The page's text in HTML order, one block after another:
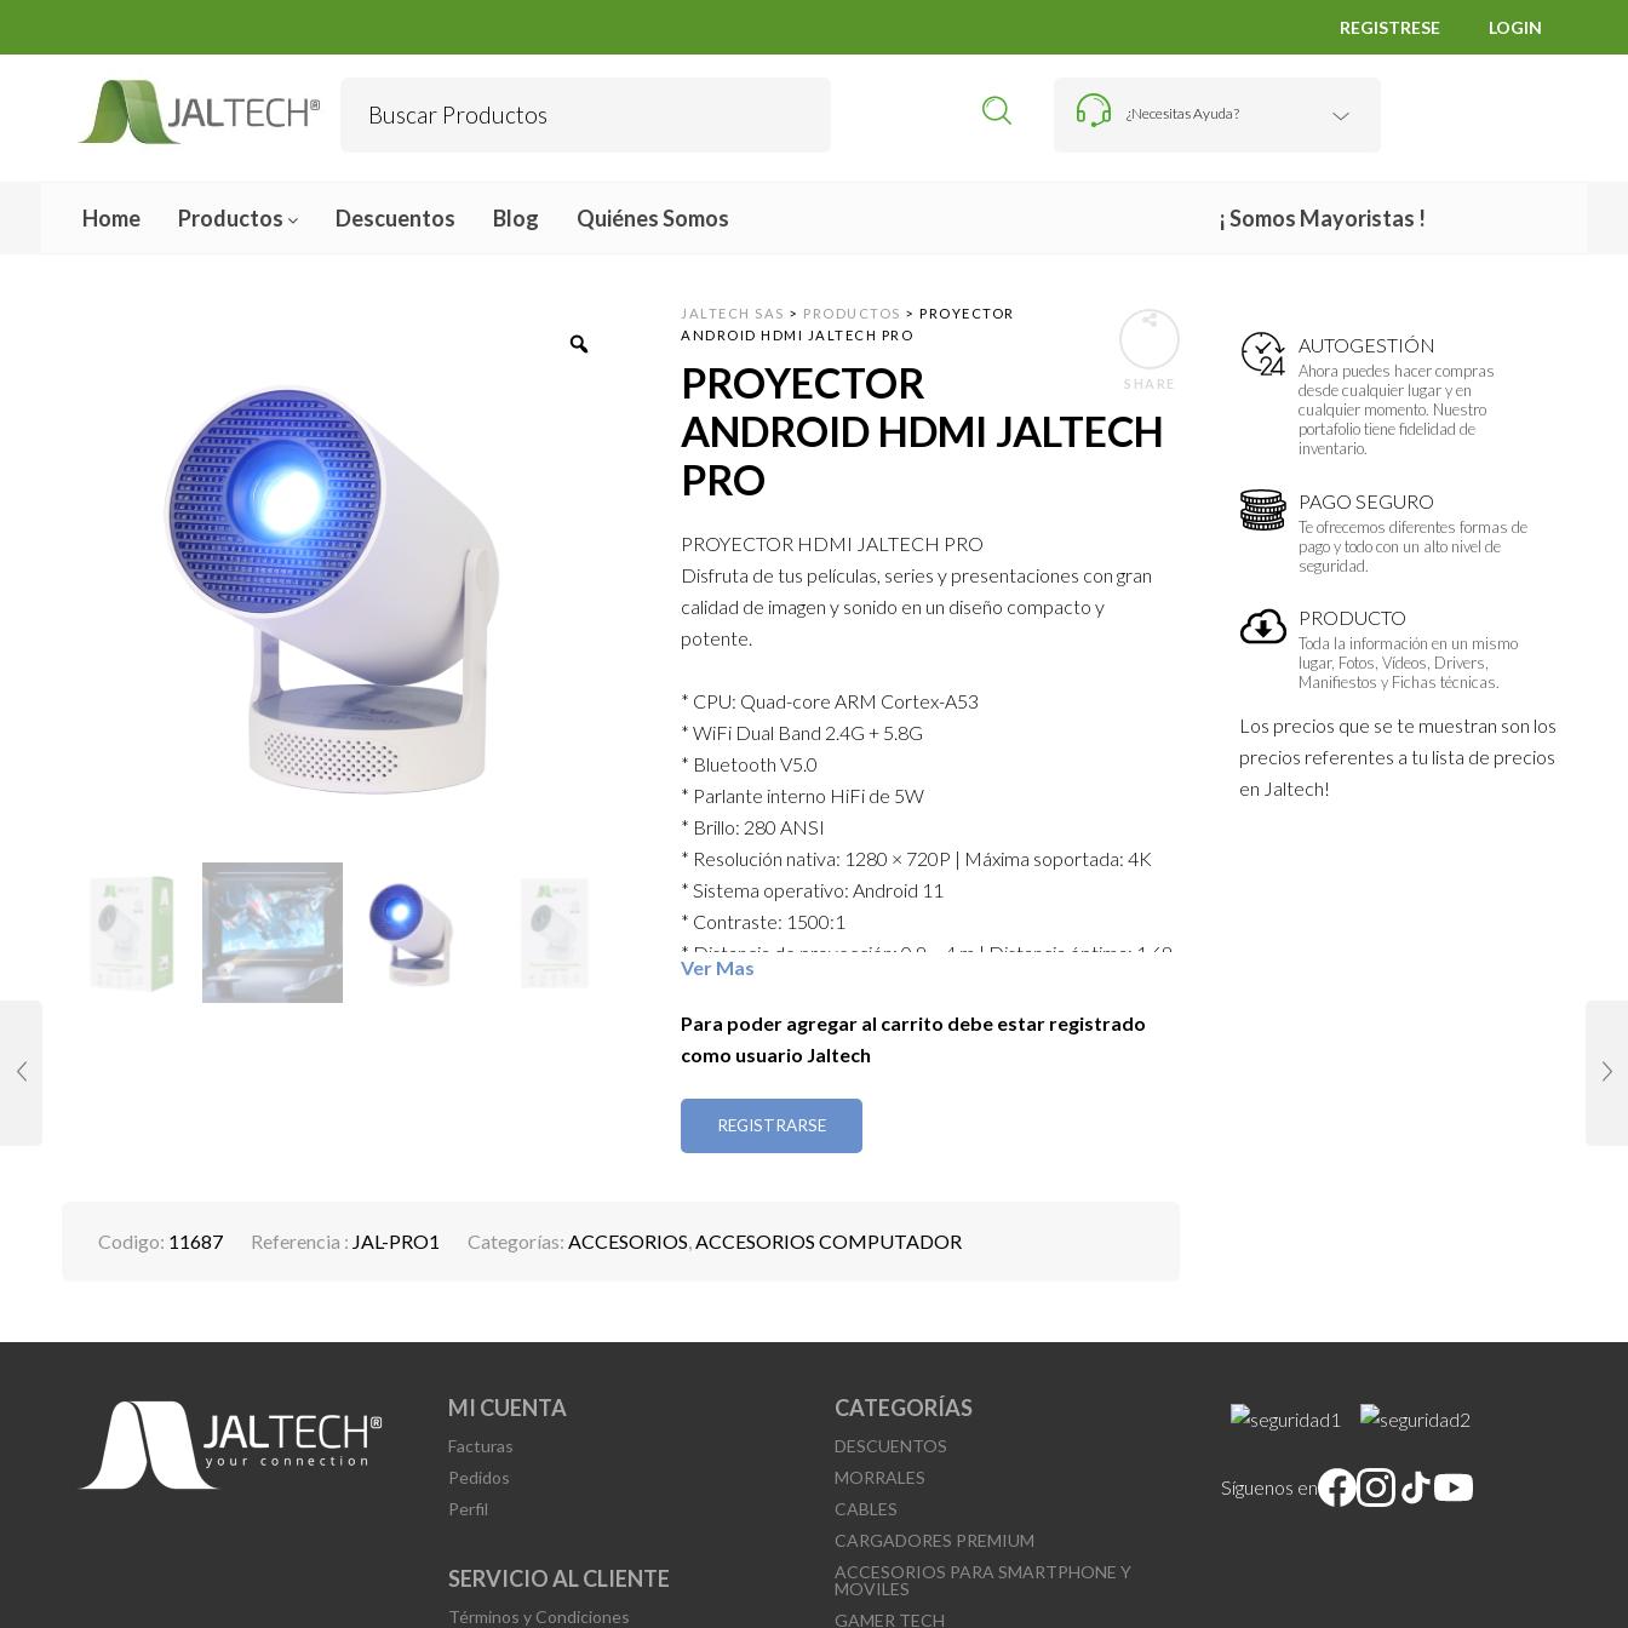
REGISTRESE LOGIN
¿Necesitas Ayuda?
Home Productos Descuentos Blog Quiénes Somos ¡ Somos Mayoristas !
AUTOGESTIÓN
Ahora puedes hacer compras
desde cualquier lugar y en
cualquier momento. Nuestro
portafolio tiene fidelidad de
inventario.
PAGO SEGURO
Te ofrecemos diferentes formas de
pago y todo con un alto nivel de
seguridad.
PRODUCTO
Toda la información en un mismo
lugar, Fotos, Vídeos, Drivers,
Manifiestos y Fichas técnicas.
Los precios que se te muestran son los
precios referentes a tu lista de precios
en Jaltech!
SHARE
JALTECH SAS > PRODUCTOS >PROYECTOR
ANDROID HDMI JALTECH PRO
PROYECTOR
ANDROID HDMI JALTECH
PRO
PROYECTOR HDMI JALTECH PRO
Disfruta de tus películas, series y presentaciones con gran
calidad de imagen y sonido en un diseño compacto y
potente.
* CPU: Quad-core ARM Cortex-A53
* WiFi Dual Band 2.4G + 5.8G
* Bluetooth V5.0
* Parlante interno HiFi de 5W
* Brillo: 280 ANSI
* Resolución nativa: 1280 × 720P | Máxima soportada: 4K
* Sistema operativo: Android 11
* Contraste: 1500:1
* Distancia de proyección: 0.9 – 4 m | Distancia óptima: 1.68
* Relación de aspecto: 16:9 y 4:3
* Corrección trapezoidal automática y manual
* Puertos: USB x1 / HDMI x1 / Audio x1
Ver Mas
Para poder agregar al carrito debe estar registrado
como usuario Jaltech
REGISTRARSE
Codigo: 11687 Referencia : JAL-PRO1 Categorías: ACCESORIOS,ACCESORIOS COMPUTADOR
MI CUENTA
Facturas
Pedidos
Perfil
SERVICIO AL CLIENTE
Términos y Condiciones
CATEGORÍAS
DESCUENTOS
MORRALES
CABLES
CARGADORES PREMIUM
ACCESORIOS PARA SMARTPHONE Y
MOVILES
GAMER TECH
Síguenos en